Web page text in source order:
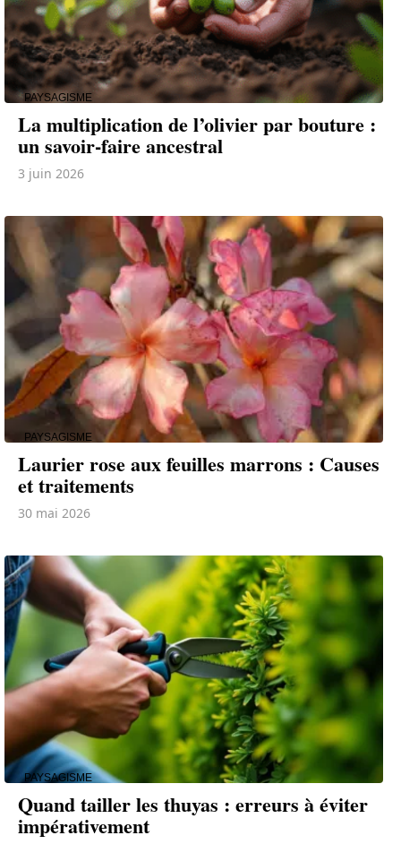
PAYSAGISME
La multiplication de l’olivier par bouture :
un savoir-faire ancestral
3 juin 2026
PAYSAGISME
Laurier rose aux feuilles marrons : Causes
et traitements
30 mai 2026
PAYSAGISME
Quand tailler les thuyas : erreurs à éviter
impérativement